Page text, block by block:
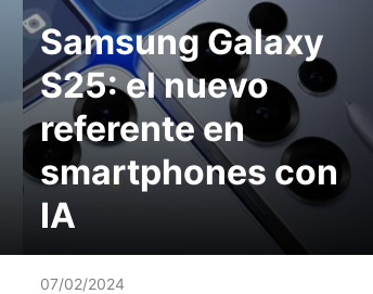
Samsung Galaxy
S25: el nuevo
referente en
smartphones con
IA
07/02/2024